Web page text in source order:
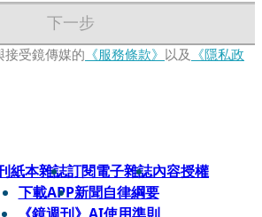
下一步
接受鏡傳媒的 《服務條款》 以及 《隱私政
紙本雜誌訂閱電子雜誌內容授權
下載APP新聞自律綱要